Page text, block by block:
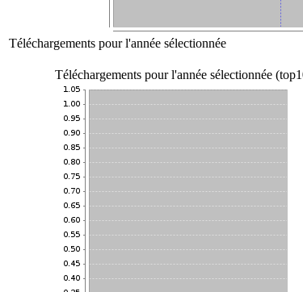
Téléchargements pour l'année sélectionnée
Téléchargements pour l'année sélectionnée